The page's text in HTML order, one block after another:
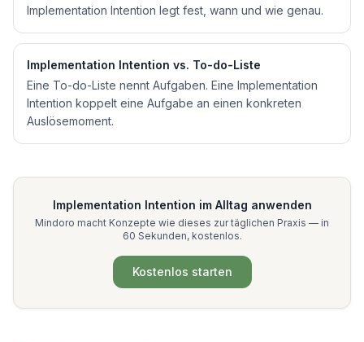
Implementation Intention legt fest, wann und wie genau.
Implementation Intention vs. To-do-Liste
Eine To-do-Liste nennt Aufgaben. Eine Implementation
Intention koppelt eine Aufgabe an einen konkreten
Auslösemoment.
Implementation Intention im Alltag anwenden
Mindoro macht Konzepte wie dieses zur täglichen Praxis — in
60 Sekunden, kostenlos.
Kostenlos starten